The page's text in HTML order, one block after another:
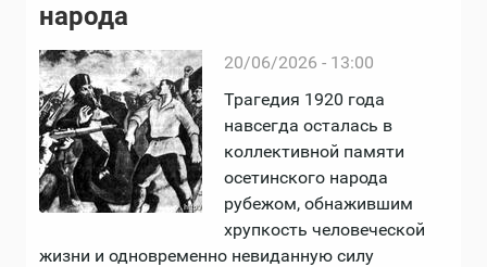
народа
20/06/2026 - 13:00
Трагедия 1920 года
навсегда осталась в
коллективной памяти
осетинского народа
рубежом, обнажившим
хрупкость человеческой
жизни и одновременно невиданную силу